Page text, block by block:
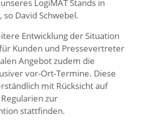
LogiMAT Stands in
so David Schwebel.
Entwicklung der Situation
Kunden und Pressevertreter
Angebot zudem die
vor-Ort-Termine. Diese
mit Rücksicht auf
zur
stattfinden.